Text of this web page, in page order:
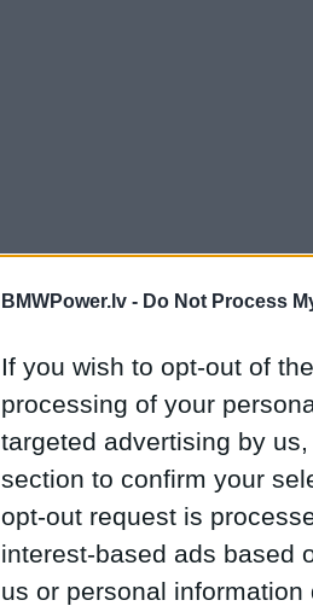
BMWPower.lv - Do Not Process
If you wish to opt-out of
processing of your
targeted advertising by
section to confirm your
opt-out request is
interest-based ads based
us or personal